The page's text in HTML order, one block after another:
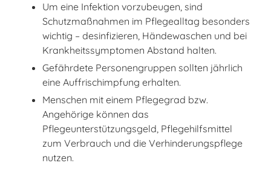
Um eine Infektion vorzubeugen, sind
Schutzmaßnahmen im Pflegealltag besonders
wichtig – desinfizieren, Händewaschen und bei
Krankheitssymptomen Abstand halten.
Gefährdete Personengruppen sollten jährlich
eine Auffrischimpfung erhalten.
Menschen mit einem Pflegegrad bzw.
Angehörige können das
Pflegeunterstützungsgeld, Pflegehilfsmittel
zum Verbrauch und die Verhinderungspflege
nutzen.